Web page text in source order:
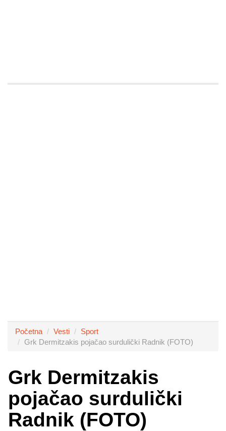
Početna Vesti
Sport
Grk Dermitzakis pojačao surdulički Radnik (FOTO)
Grk Dermitzakis
pojačao surdulički
Radnik (FOTO)